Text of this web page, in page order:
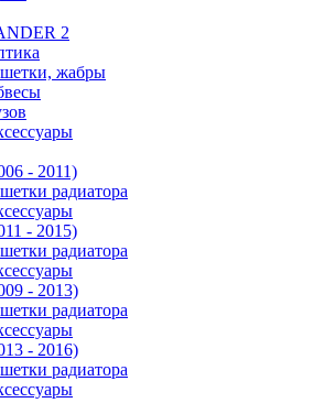
2
жабры
- 2011)
радиатора
- 2015)
радиатора
- 2013)
радиатора
- 2016)
радиатора